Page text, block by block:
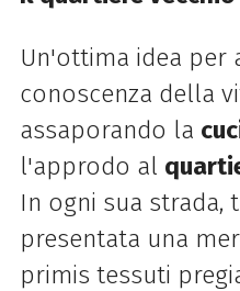
Un'ottima idea per
conoscenza della
assaporando la
l'approdo al
In ogni sua strada,
presentata una
primis tessuti